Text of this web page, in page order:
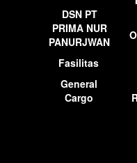
DSN PT
PRIMA NUR
PANURJWAN
Fasilitas
General
Cargo